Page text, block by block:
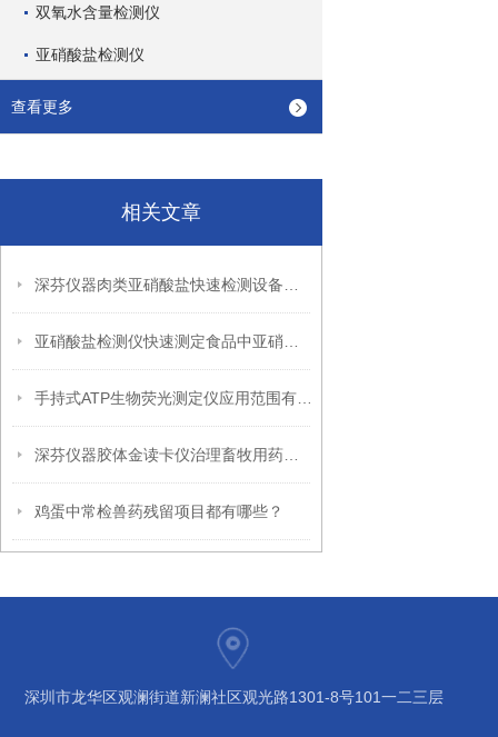
双氧水含量检测仪
亚硝酸盐检测仪
查看更多
相关文章
鸡蛋中常检兽药残留项目都有哪些？
深圳市龙华区观澜街道新澜社区观光路1301-8号101一二三层